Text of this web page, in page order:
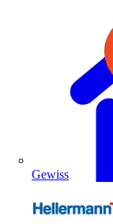
Gewiss